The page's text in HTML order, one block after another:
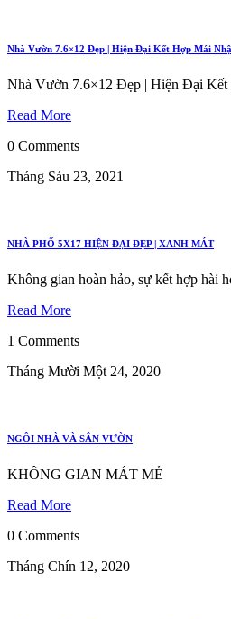
Nhà Vườn 7.6×12 Đẹp | Hiện Đại Kết Hợp Mái
Nhà Vườn 7.6×12 Đẹp | Hiện Đại Kết
Read More
0 Comments
Tháng Sáu 23, 2021
NHÀ PHỐ 5X17 HIỆN ĐẠI ĐẸP | XANH MÁT
Không gian hoàn hảo, sự kết hợp hài
Read More
1 Comments
Tháng Mười Một 24, 2020
NGÔI NHÀ VÀ SÂN VƯỜN
KHÔNG GIAN MÁT MẺ
Read More
0 Comments
Tháng Chín 12, 2020